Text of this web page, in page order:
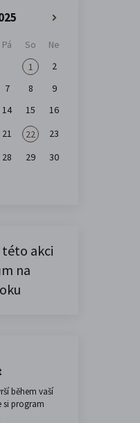
Pá So
Ne
1
2
7 8
9
14 15
16
21 22
23
28 29
30
této akci
na
během vaší
si program